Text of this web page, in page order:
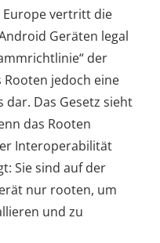
Europe vertritt die
Geräten legal
der
jedoch eine
Das Gesetz sieht
das Rooten
Interoperabilität
Sie sind auf der
nur rooten, um
und zu